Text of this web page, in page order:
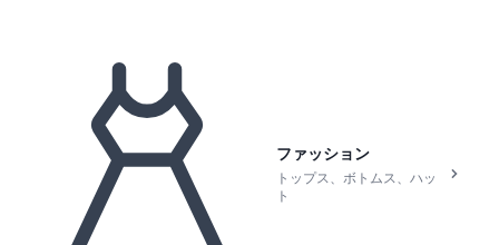
ファッション
トップス、ボトムス、ハッ
ト